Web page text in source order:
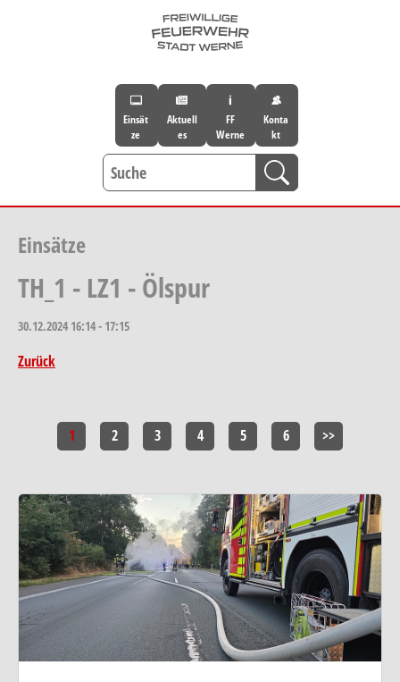
Einsät
ze
Aktuell
es
FF
Werne
Konta
kt
Einsätze
TH_1 - LZ1 - Ölspur
30.12.202416:14 - 17:15
Zurück
1 2 3 4 5 6 >>